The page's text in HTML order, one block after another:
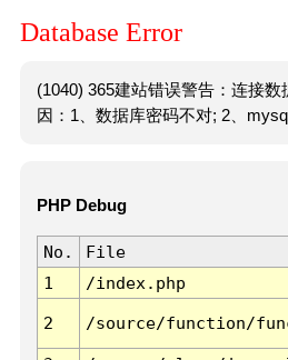
Database Error
(1040) 365建站错误警告：连接
因：1、数据库密码不对; 2、
PHP Debug
No. File
1
/index.php
2 /source/function/